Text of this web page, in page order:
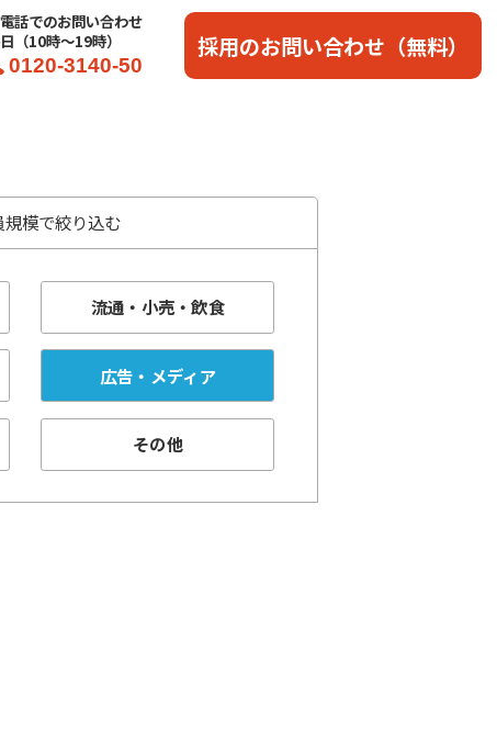
話でのお問い合わせ
（10時〜19時）
0120-3140-50
採用のお問い合わせ（無料）
規模で絞り込む
流通・小売・飲食
広告・メディア
その他